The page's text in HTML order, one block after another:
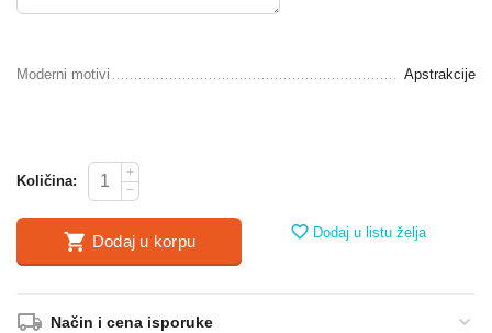
Moderni motivi Apstrakcije
Količina:
+
−
Dodaj u korpu Dodaj u listu želja
Način i cena isporuke